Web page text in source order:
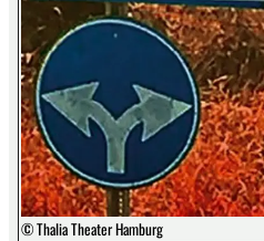
© Thalia Theater Hamburg